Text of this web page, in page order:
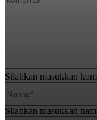
Silahkan masukkan
Silahkan masukkan